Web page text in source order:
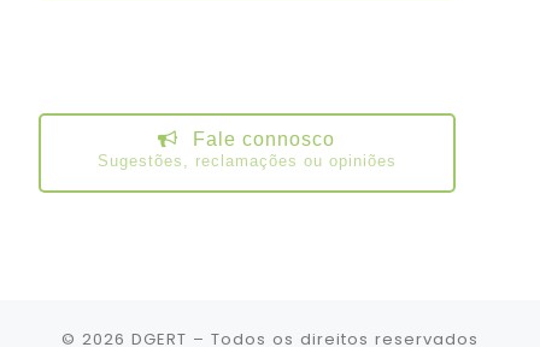
Fale connosco
Sugestões, reclamações ou opiniões
© 2026 DGERT – Todos os direitos reservados